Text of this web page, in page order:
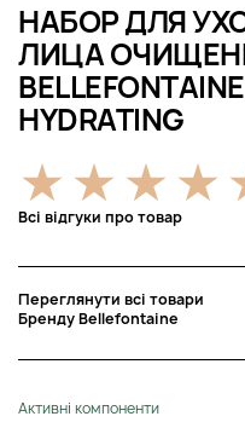
НАБОР ДЛЯ
ЛИЦА
HYDRATING
Всі відгуки про товар
Переглянути всі товари
Бренду Bellefontaine
Активні компоненти